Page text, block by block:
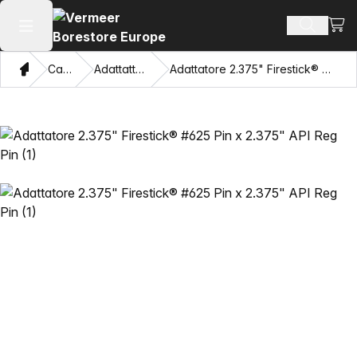
Apri il menu principale Cerca
Home page
Catalogo Adattattori e tiratubi Adattatore 2.375" Firestick® #625 Pin x 2.375" API Reg Pin